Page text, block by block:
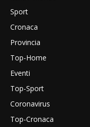
Sport
Cronaca
Provincia
Top-Home
Eventi
Top-Sport
Coronavirus
Top-Cronaca